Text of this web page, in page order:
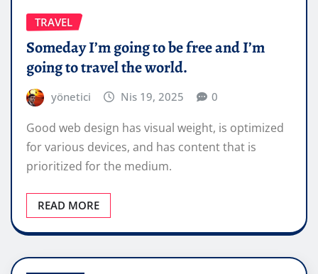
TRAVEL
Someday I’m going to be free and I’m
going to travel the world.
yönetici Nis 19, 2025 0
Good web design has visual weight, is optimized
for various devices, and has content that is
prioritized for the medium.
READ MORE